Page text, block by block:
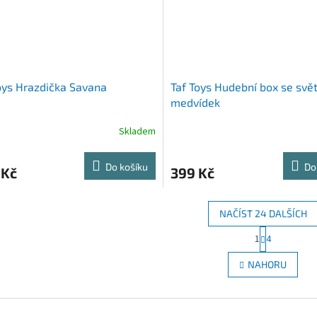
Hrazdička Savana
Skladem
Do košíku
Taf Toys Hudební box se
medvídek
399 Kč
O
v
l
d
NAČÍST 24 DALŠÍCH
t
r
á
n
1 4
NAHORU